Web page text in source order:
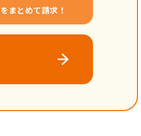
まとめて請求！